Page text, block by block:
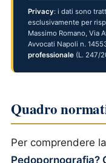
Privacy: i dati sono
esclusivamente per
Massimo Romano, Via
Avvocati Napoli n.
professionale (L. 247/
Quadro
Per comprendere
Pedopornografia?